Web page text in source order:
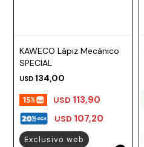
KAWECO Lápiz Mecánico
SPECIAL
USD 134,00
USD 107,20
USD 113,90
Exclusivo web